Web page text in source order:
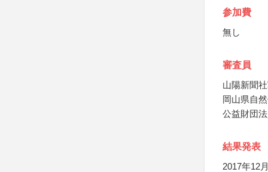
参加費
無し
審査員
山陽新聞
岡山県自
公益財団
結果発表
2017年12